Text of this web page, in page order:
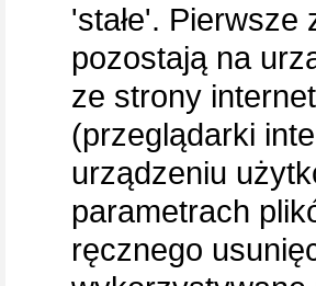
'stałe'.
pozostają na
ze strony
(przeglądarki
urządzeniu
parametrach
ręcznego